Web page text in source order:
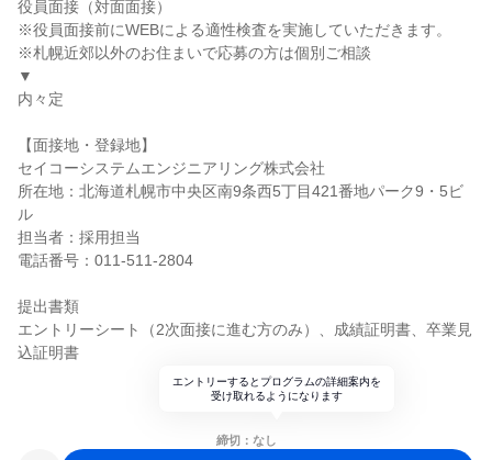
役員面接（対面面接）
※役員面接前にWEBによる適性検査を実施していただきます。
※札幌近郊以外のお住まいで応募の方は個別ご相談
▼
内々定
【面接地・登録地】
セイコーシステムエンジニアリング株式会社
所在地：北海道札幌市中央区南9条西5丁目421番地パーク9・5ビ
ル
担当者：採用担当
電話番号：011-511-2804
提出書類
エントリーシート（2次面接に進む方のみ）、成績証明書、卒業見
込証明書
エントリーするとプログラムの詳細案内を
受け取れるようになります
締切：なし